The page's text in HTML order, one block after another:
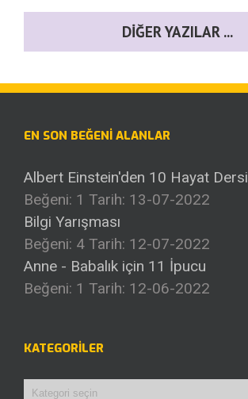
DIĞER YAZILAR ...
EN SON BEĞENI ALANLAR
Albert Einstein'den 10 Hayat Dersi
Beğeni: 1 Tarih: 13-07-2022
Bilgi Yarışması
Beğeni: 4 Tarih: 12-07-2022
Anne - Babalık için 11 İpucu
Beğeni: 1 Tarih: 12-06-2022
KATEGORILER
Kategoriler